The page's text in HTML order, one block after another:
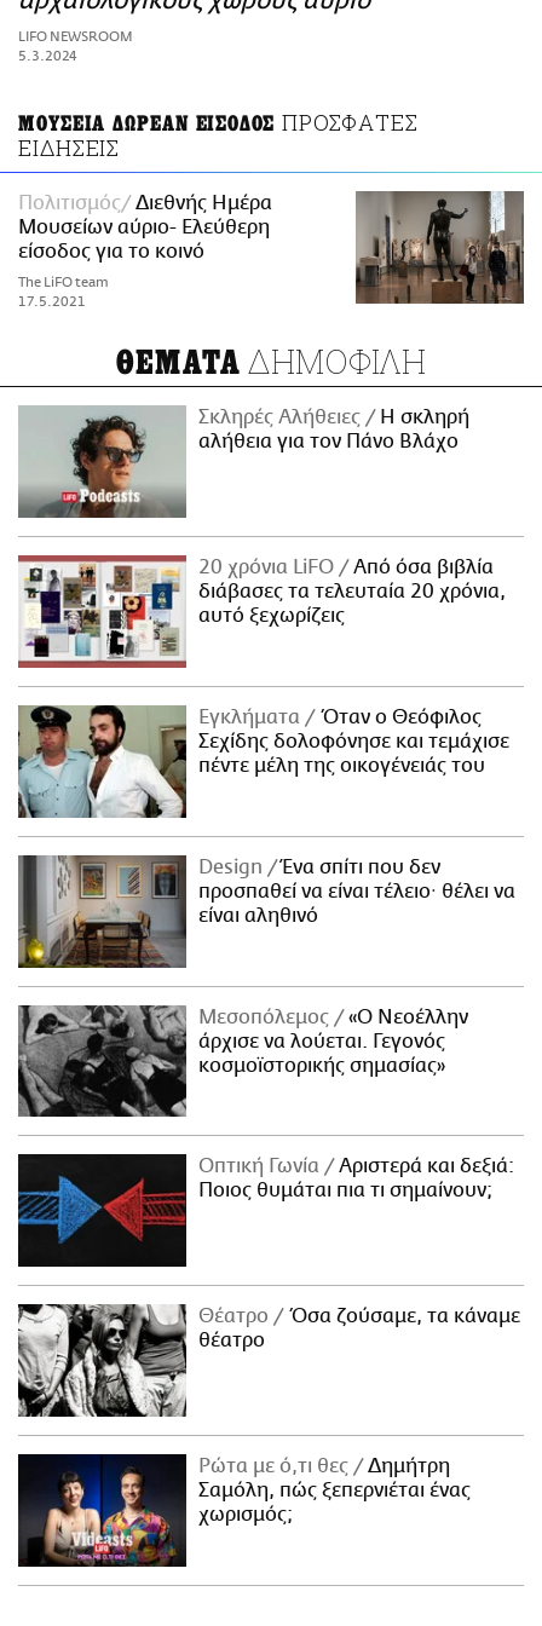
ΑΜΠΑ
PRINT
LIFO NEWSROOM
5.3.2024
ΜΟΥΣΕΙΑ ΔΩΡΕΑΝ ΕΙΣΟΔΟΣ ΠΡΟΣΦΑΤΕΣ
ΕΙΔΗΣΕΙΣ
Πολιτισμός
Διεθνής Ημέρα
Μουσείων αύριο- Ελεύθερη
είσοδος για το κοινό
The LiFO team
17.5.2021
ΘΕΜΑΤΑ ΔΗΜΟΦΙΛΗ
Σκληρές Αλήθειες
H σκληρή
αλήθεια για τον Πάνο Βλάχο
20 χρόνια LiFO
Από όσα βιβλία
διάβασες τα τελευταία 20 χρόνια,
αυτό ξεχωρίζεις
Εγκλήματα
Όταν ο Θεόφιλος
Σεχίδης δολοφόνησε και τεμάχισε
πέντε μέλη της οικογένειάς του
Design
Ένα σπίτι που δεν
προσπαθεί να είναι τέλειο· θέλει να
είναι αληθινό
Μεσοπόλεμος
«Ο Νεοέλλην
άρχισε να λούεται. Γεγονός
κοσμοϊστορικής σημασίας»
Οπτική Γωνία
Αριστερά και δεξιά:
Ποιος θυμάται πια τι σημαίνουν;
Θέατρο
Όσα ζούσαμε, τα κάναμε
θέατρο
Ρώτα με ό,τι θες
Δημήτρη
Σαμόλη, πώς ξεπερνιέται ένας
χωρισμός;